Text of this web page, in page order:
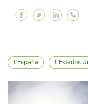
Facebook
Twitter
España Estados